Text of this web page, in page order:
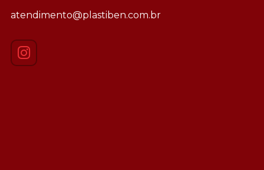
atendimento@plastiben.com.br